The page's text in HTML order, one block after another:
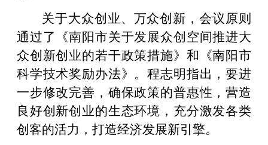
关于大众创业、万众创新，会议原则
通过了《南阳市关于发展众创空间推进大
众创新创业的若干政策措施》和《南阳市
科学技术奖励办法》。程志明指出，要进
一步修改完善，确保政策的普惠性，营造
良好创新创业的生态环境，充分激发各类
创客的活力，打造经济发展新引擎。